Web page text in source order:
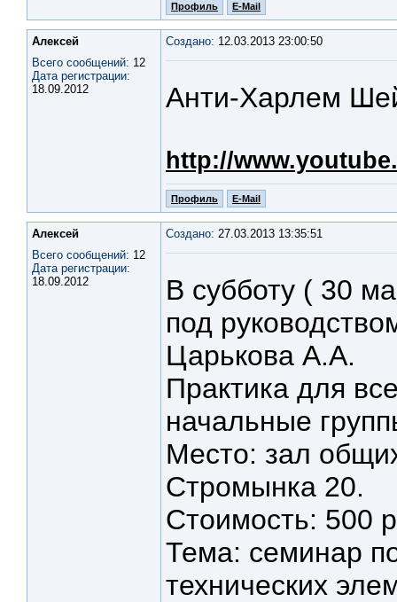
Профиль E-Mail
Алексей
Всего сообщений: 12
Дата регистрации:
18.09.2012
Создано: 12.03.2013 23:00:50
Анти-Харлем
http://
Профиль E-Mail
Алексей
Всего сообщений: 12
Дата регистрации:
18.09.2012
Создано: 27.03.2013 13:35:51
В субботу ( 30
под
Царькова А.А.
Практика для
начальные
Место: зал
Стромынка 20.
Стоимость: 500
Тема: семинар
технических